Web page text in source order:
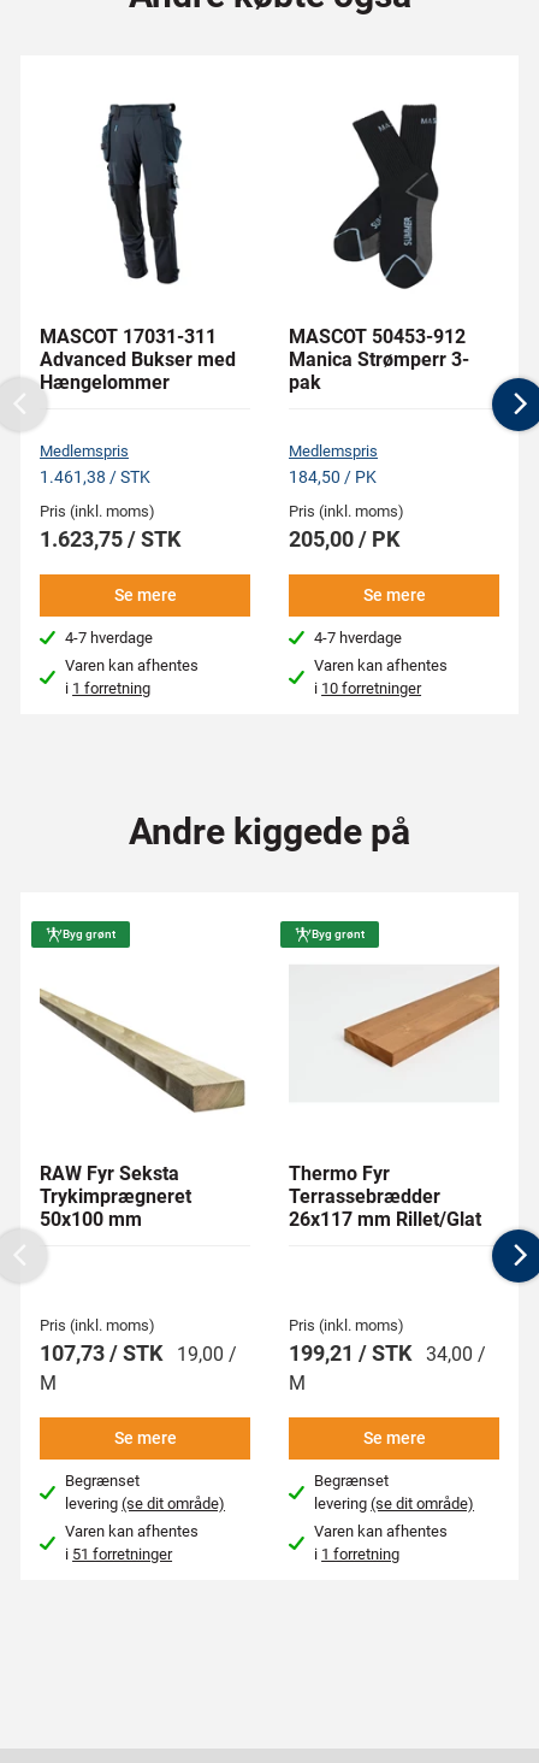
MASCOT 17031-311
Advanced Bukser med
Hængelommer
Medlemspris
1.461,38 / STK
Pris (inkl. moms)
1.623,75 / STK
Se mere
4-7 hverdage
Varen kan afhentes
i 1 forretning
MASCOT 50453-912
Manica Strømperr 3-
pak
Medlemspris
184,50 / PK
Pris (inkl. moms)
205,00 / PK
Se mere
4-7 hverdage
Varen kan afhentes
i 10 forretninger
Previous
Andre kiggede på
Byg grønt
RAW Fyr Seksta
Trykimprægneret
50x100 mm
Pris (inkl. moms)
107,73 / STK
19,00 /
M
Se mere
Begrænset
levering(se dit område)
Varen kan afhentes
i 51 forretninger
Byg grønt
Thermo Fyr
Terrassebrædder
26x117 mm Rillet/Glat
Pris (inkl. moms)
199,21 / STK 34,00 /
M
Se mere
Begrænset
levering(se dit område)
Varen kan afhentes
i 1 forretning
Previous